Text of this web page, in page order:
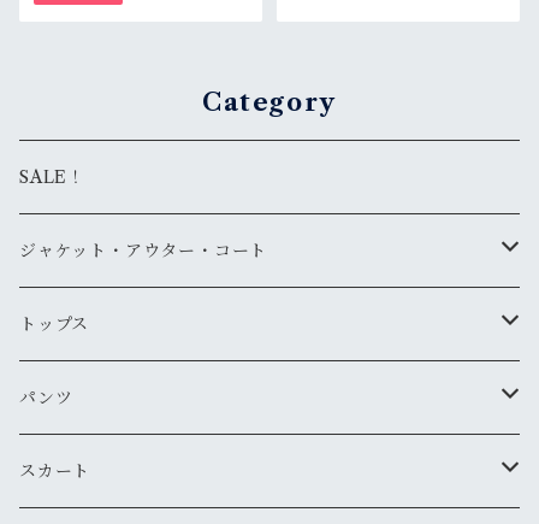
Category
SALE！
ジャケット・アウター・コート
デニムジャケット
古着
新品
レザージャケット
古着
ミリタリージャケット
トップス
ニット・セーター
古着
カーディガン
パンツ
デニム・ジーンズ
スカート